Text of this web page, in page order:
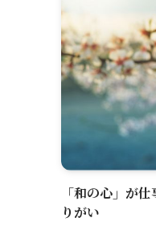
「和の心」が
りがい